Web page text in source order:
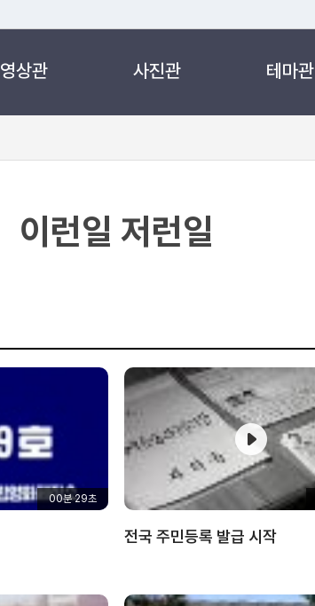
영상관 사진관 테마관
이런일 저런일
00분 29초
전국 주민등록 발급 시작